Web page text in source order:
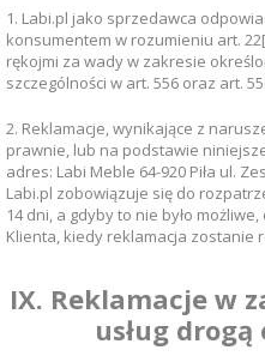
1. Labi.pl jako sprzedawca
konsumentem w rozumieniu art.
rękojmi za wady w zakresie
szczególności w art. 556 oraz art.
2. Reklamacje, wynikające z
prawnie, lub na podstawie
adres: Labi Meble 64-920 Piła ul.
Labi.pl zobowiązuje się do
14 dni, a gdyby to nie było
Klienta, kiedy reklamacja zostanie
IX. Reklamacje w
usług